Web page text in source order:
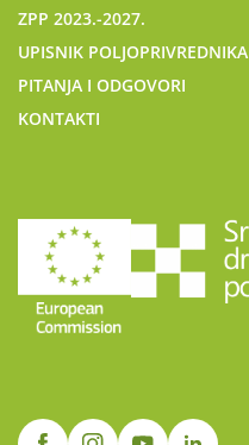
ZPP 2023.-2027.
UPISNIK POLJOPRIVREDNIKA
PITANJA I ODGOVORI
KONTAKTI